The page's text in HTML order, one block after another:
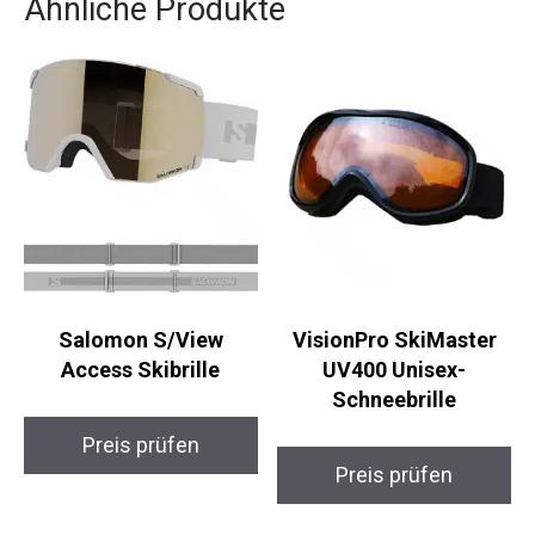
Ähnliche Produkte
Salomon S/View
Access Skibrille
Preis prüfen
VisionPro SkiMaster
UV400 Unisex-
Schneebrille
Preis prüfen